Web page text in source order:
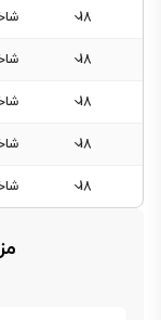
18
18
18
18
18